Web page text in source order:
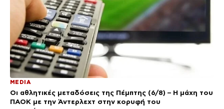
MEDIA
Οι αθλητικές μεταδόσεις της Πέμπτης (6/8) – Η μάχη του
ΠΑΟΚ με την Άντερλεχτ στην κορυφή του